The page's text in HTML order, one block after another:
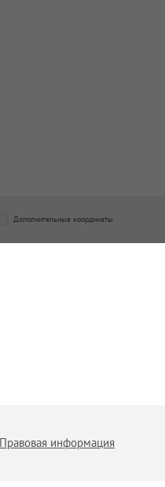
Дополнительные координаты
Правовая информация